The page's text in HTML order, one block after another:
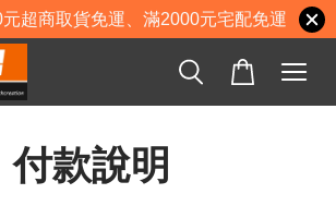
超商取貨免運、滿2000元宅配免運
付款說明